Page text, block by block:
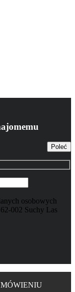
Poleć
osobowych
002 Suchy Las